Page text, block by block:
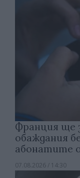
Франция ще
обаждания
абонатите
07.08.2026 / 14:30